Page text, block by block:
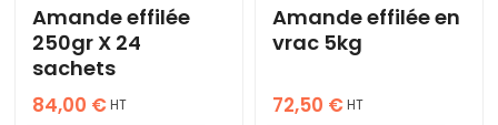
Amande effilée
250gr X 24
sachets
84,00 €HT
Amande effilée en
vrac 5kg
72,50 €HT